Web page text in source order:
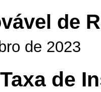
de
de 2023
de